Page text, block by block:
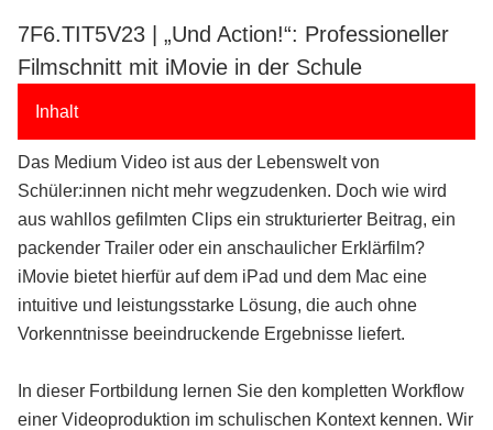
7F6.TIT5V23 | „Und Action!“: Professioneller
Filmschnitt mit iMovie in der Schule
Inhalt
Das Medium Video ist aus der Lebenswelt von
Schüler:innen nicht mehr wegzudenken. Doch wie wird
aus wahllos gefilmten Clips ein strukturierter Beitrag, ein
packender Trailer oder ein anschaulicher Erklärfilm?
iMovie bietet hierfür auf dem iPad und dem Mac eine
intuitive und leistungsstarke Lösung, die auch ohne
Vorkenntnisse beeindruckende Ergebnisse liefert.
In dieser Fortbildung lernen Sie den kompletten Workflow
einer Videoproduktion im schulischen Kontext kennen. Wir